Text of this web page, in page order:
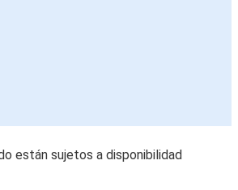
están sujetos a disponibilidad